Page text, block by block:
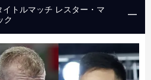
トルマッチ レスター・マ
ク